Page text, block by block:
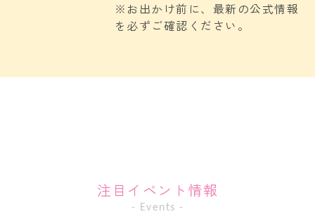
※お出かけ前に、最新の公式情報
を必ずご確認ください。
注目イベント情報
- Events -